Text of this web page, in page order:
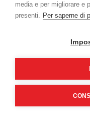
Gamco International Srl -
media e per migliorare e
presenti. Per saperne di